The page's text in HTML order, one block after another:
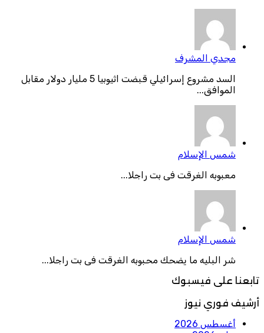
مجدي المشرف
السد مشروع إسرائيلي قبضت اثيوبيا 5 مليار دولار مقابل
الموافق...
شمس الإسلام
معبوبه الغرقت فى بت راجلا...
شمس الإسلام
شر البليه ما يضحك محبوبه الغرقت فى بت راجلا...
تابعنا على فيسبوك
أرشيف فوري نيوز
أغسطس 2026